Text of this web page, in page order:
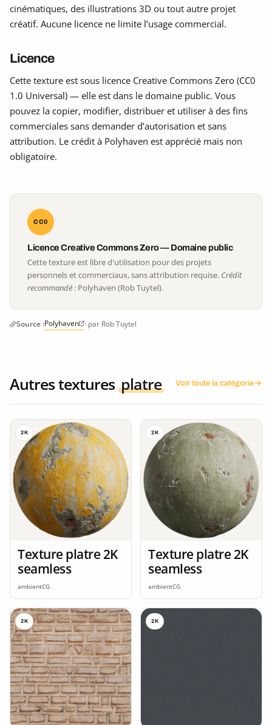
cinématiques, des illustrations 3D ou tout autre projet
créatif. Aucune licence ne limite l’usage commercial.
Licence
Cette texture est sous licence Creative Commons Zero (CC0
1.0 Universal) — elle est dans le domaine public. Vous
pouvez la copier, modifier, distribuer et utiliser à des fins
commerciales sans demander d’autorisation et sans
attribution. Le crédit à Polyhaven est apprécié mais non
obligatoire.
CC0
Licence Creative Commons Zero — Domaine public
Cette texture est libre d'utilisation pour des projets
personnels et commerciaux, sans attribution requise. Crédit
recommandé : Polyhaven (Rob Tuytel).
Source :Polyhaven · par Rob Tuytel
Autres textures platre Voir toute la catégorie
2K
Texture platre 2K
seamless
ambientCG
2K
Texture platre 2K
seamless
ambientCG
2K 2K